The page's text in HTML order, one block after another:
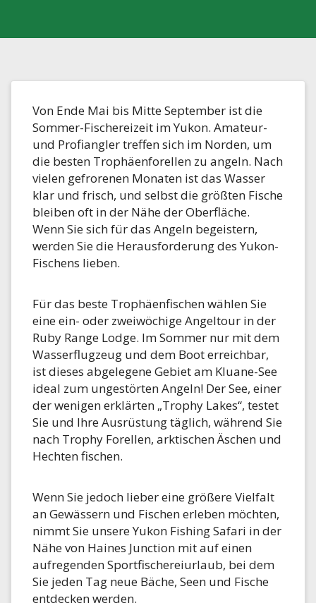
Von Ende Mai bis Mitte September ist die
Sommer-Fischereizeit im Yukon. Amateur-
und Profiangler treffen sich im Norden, um
die besten Trophäenforellen zu angeln. Nach
vielen gefrorenen Monaten ist das Wasser
klar und frisch, und selbst die größten Fische
bleiben oft in der Nähe der Oberfläche.
Wenn Sie sich für das Angeln begeistern,
werden Sie die Herausforderung des Yukon-
Fischens lieben.
Für das beste Trophäenfischen wählen Sie
eine ein- oder zweiwöchige Angeltour in der
Ruby Range Lodge. Im Sommer nur mit dem
Wasserflugzeug und dem Boot erreichbar,
ist dieses abgelegene Gebiet am Kluane-See
ideal zum ungestörten Angeln! Der See, einer
der wenigen erklärten „Trophy Lakes“, testet
Sie und Ihre Ausrüstung täglich, während Sie
nach Trophy Forellen, arktischen Äschen und
Hechten fischen.
Wenn Sie jedoch lieber eine größere Vielfalt
an Gewässern und Fischen erleben möchten,
nimmt Sie unsere Yukon Fishing Safari in der
Nähe von Haines Junction mit auf einen
aufregenden Sportfischereiurlaub, bei dem
Sie jeden Tag neue Bäche, Seen und Fische
entdecken werden.